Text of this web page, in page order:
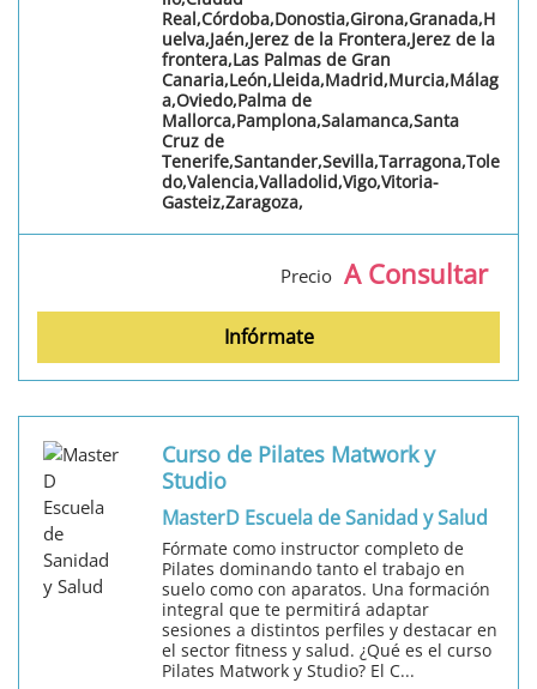
Real,Córdoba,Donostia,Girona,Granada,H
uelva,Jaén,Jerez de la Frontera,Jerez de la
frontera,Las Palmas de Gran
Canaria,León,Lleida,Madrid,Murcia,Málag
a,Oviedo,Palma de
Mallorca,Pamplona,Salamanca,Santa
Cruz de
Tenerife,Santander,Sevilla,Tarragona,Tole
do,Valencia,Valladolid,Vigo,Vitoria-
Gasteiz,Zaragoza,
Precio A Consultar
Infórmate
Curso de Pilates Matwork y
Studio
MasterD Escuela de Sanidad y Salud
Fórmate como instructor completo de
Pilates dominando tanto el trabajo en
suelo como con aparatos. Una formación
integral que te permitirá adaptar
sesiones a distintos perfiles y destacar en
el sector fitness y salud. ¿Qué es el curso
Pilates Matwork y Studio? El C...